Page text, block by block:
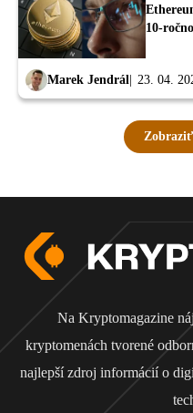
10-
Marek Jendrál 23. 04.
Na Kryptomagazine
kryptomenách tvorené
najlepší zdroj informácií o